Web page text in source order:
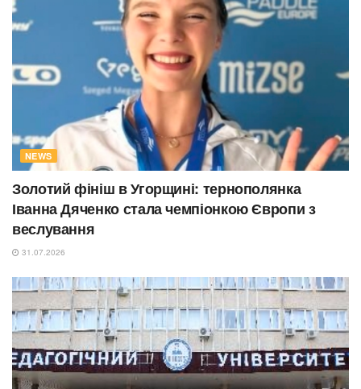
NEWS
Золотий фініш в Угорщині: тернополянка
Іванна Дяченко стала чемпіонкою Європи з
веслування
31.07.2026